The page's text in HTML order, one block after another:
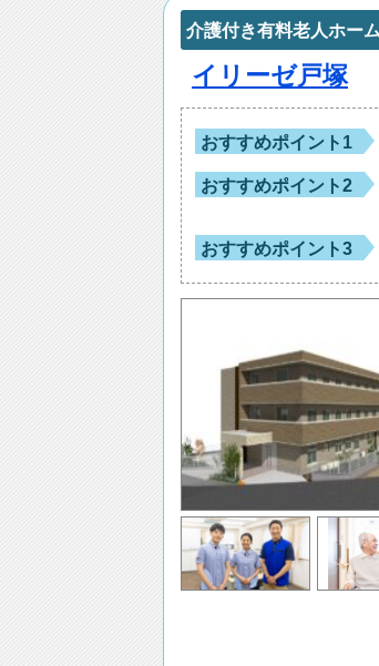
介護付き有料老人ホーム
イリーゼ戸塚
おすすめポイント1
おすすめポイント2
おすすめポイント3